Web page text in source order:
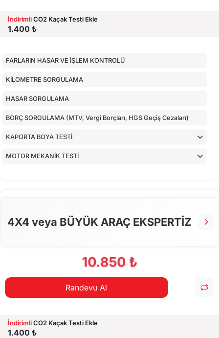
İndirimliCO2 Kaçak Testi Ekle
1.400 ₺
FARLARIN HASAR VE İŞLEM KONTROLÜ
KİLOMETRE SORGULAMA
HASAR SORGULAMA
BORÇ SORGULAMA (MTV, Vergi Borçları, HGS Geçiş Cezaları)
KAPORTA BOYA TESTİ
MOTOR MEKANİK TESTİ
4X4 veya BÜYÜK ARAÇ EKSPERTİZ
10.850 ₺
Randevu Al
İndirimliCO2 Kaçak Testi Ekle
1.400 ₺